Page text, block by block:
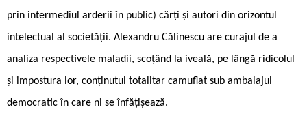
prin intermediul arderii în public) cărți și autori din orizontul
intelectual al societății. Alexandru Călinescu are curajul de a
analiza respectivele maladii, scoțând la iveală, pe lângă ridicolul
și impostura lor, conținutul totalitar camuflat sub ambalajul
democratic în care ni se înfățișează.